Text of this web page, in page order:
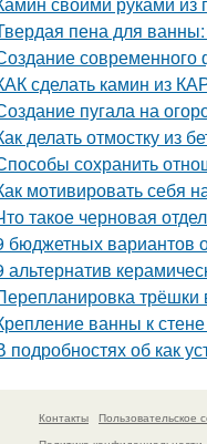
пена для ванны:
сделать камин из
пугала на
делать отмостку из
сохранить
мотивировать себя
такое черновая
бюджетных вариантов
альтернатив
трёшки
ванны к
подробностях об как
Контакты
Пользовательское